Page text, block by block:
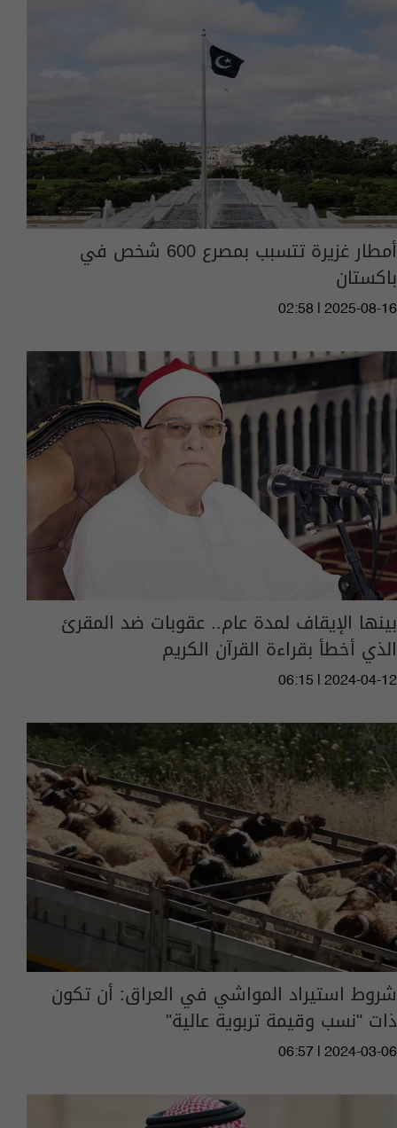
أمطار غزيرة تتسبب بمصرع 600 شخص في
باكستان
02:58 | 2025-08-16
بينها الإيقاف لمدة عام.. عقوبات ضد المقرئ
الذي أخطأ بقراءة القرآن الكريم
06:15 | 2024-04-12
شروط استيراد المواشي في العراق: أن تكون
ذات "نسب وقيمة تربوية عالية"
06:57 | 2024-03-06